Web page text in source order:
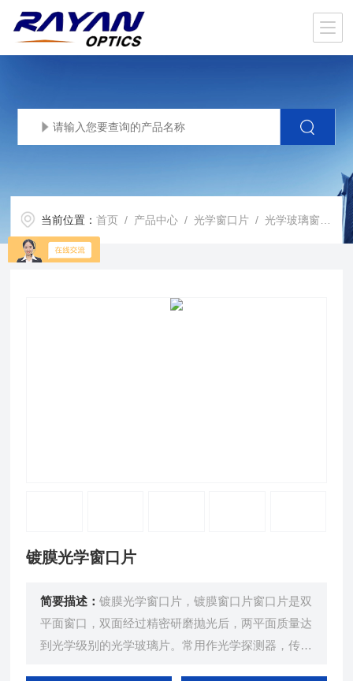
当前位置：首页 / 产品中心 /光学窗口片 /光学玻璃窗口片 /
镀膜光学窗口片
简要描述：镀膜光学窗口片，镀膜窗口片窗口片是双
平面窗口，双面经过精密研磨抛光后，两平面质量达
到光学级别的光学玻璃片。常用作光学探测器，传感